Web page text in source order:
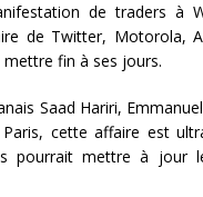
de traders à
de Twitter, Motorola,
fin à ses jours.
Saad Hariri,
cette affaire est
pourrait mettre à jour